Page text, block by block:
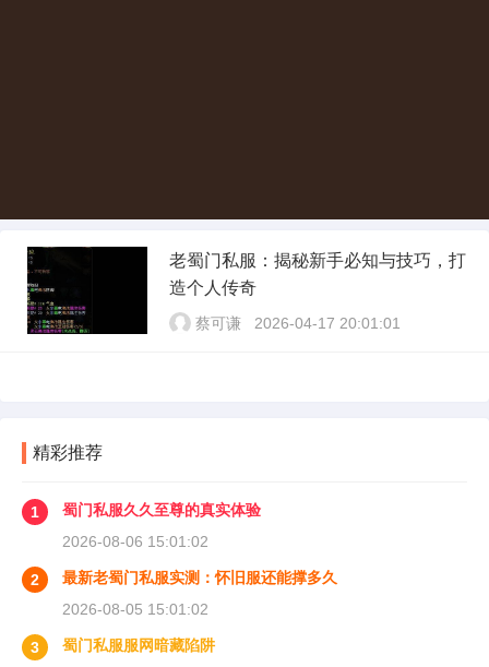
老蜀门私服：揭秘新手必知与技巧，打
造个人传奇
蔡可谦 2026-04-17 20:01:01
精彩推荐
1
蜀门私服久久至尊的真实体验
2026-08-06 15:01:02
2
最新老蜀门私服实测：怀旧服还能撑多久
2026-08-05 15:01:02
3
蜀门私服服网暗藏陷阱